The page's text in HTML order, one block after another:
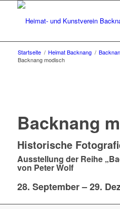
Startseite / Heimat Backnang /
Backnang modisch
Backnang
Historische
Ausstellung der Reihe
von Peter Wolf
28. September – 29.